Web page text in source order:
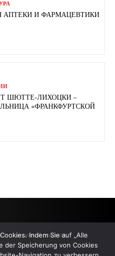
АПТЕКИ И ФАРМАЦЕВТИКИ
ШЮТТЕ-ЛИХОЦКИ –
«ФРАНКФУРТСКОЙ
— с активной ссылкой.
Indem Sie auf „Alle
der Speicherung von Cookies